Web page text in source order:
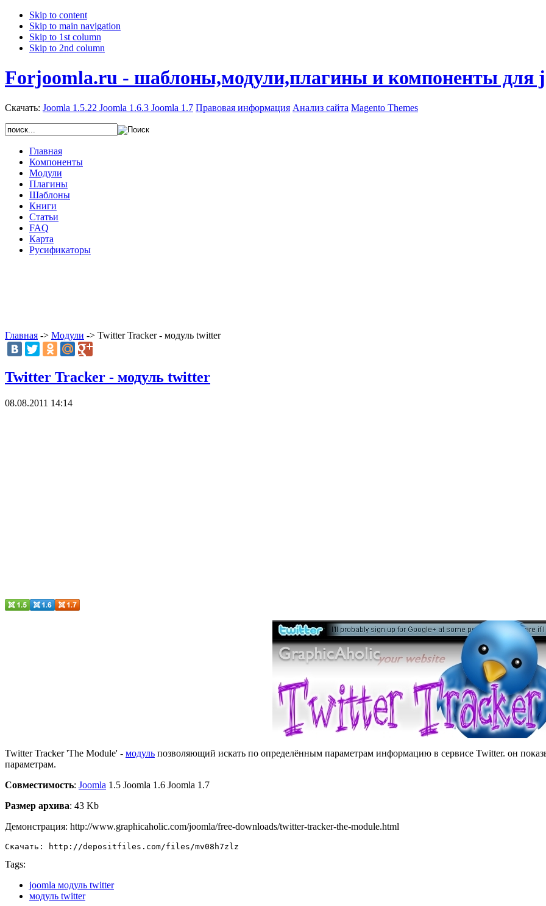
Skip to content
Skip to main navigation
Skip to 1st column
Skip to 2nd column
Forjoomla.ru - шаблоны,модули,плагины и компоненты для
Скачать: Joomla 1.5.22 Joomla 1.6.3 Joomla 1.7 Правовая информация Анализ сайта Magento Themes
Главная
Компоненты
Модули
Плагины
Шаблоны
Книги
Статьи
FAQ
Карта
Русификаторы
Главная -> Модули -> Twitter Tracker - модуль twitter
Twitter Tracker - модуль twitter
08.08.2011 14:14
Twitter Tracker 'The Module' - модуль позволяющий искать по определённым параметрам информацию в сервисе Twitter. он
параметрам.
Совместимость: Joomla 1.5 Joomla 1.6 Joomla 1.7
Размер архива: 43 Kb
Демонстрация: http://www.graphicaholic.com/joomla/free-downloads/twitter-tracker-the-module.html
Скачать: http://depositfiles.com/files/mv08h7zlz
Tags:
joomla модуль twitter
модуль twitter